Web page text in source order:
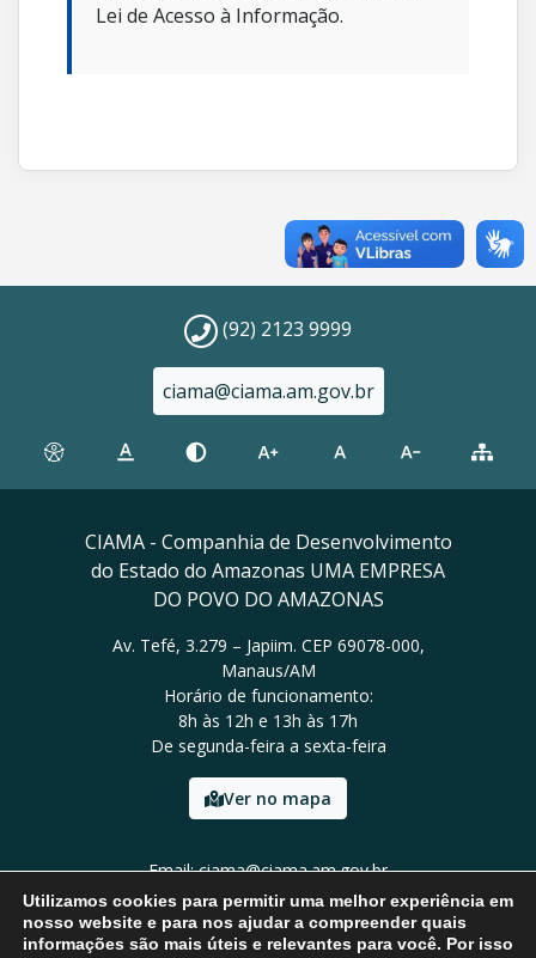
Lei de Acesso à Informação.
(92) 2123 9999
ciama@ciama.am.gov.br
CIAMA - Companhia de Desenvolvimento
do Estado do Amazonas UMA EMPRESA
DO POVO DO AMAZONAS
Av. Tefé, 3.279 – Japiim. CEP 69078-000,
Manaus/AM
Horário de funcionamento:
8h às 12h e 13h às 17h
De segunda-feira a sexta-feira
Ver no mapa
Email: ciama@ciama.am.gov.br
Tel: (92) 2123 9999
Utilizamos cookies para permitir uma melhor experiência em
nosso website e para nos ajudar a compreender quais
informações são mais úteis e relevantes para você. Por isso